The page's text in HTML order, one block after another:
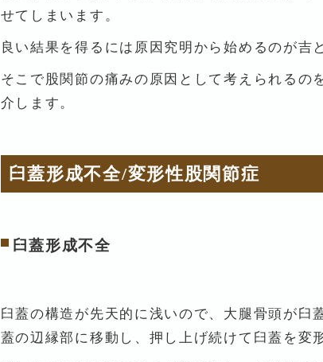
せてしまいます。
良い結果を得るには原因究明から始めるのが吉
そこで股関節の痛みの原因として考えられるの
介します。
臼蓋形成不全/変形性股関節症
臼蓋形成不全
臼蓋の構造が先天的に浅いので、大腿骨頭が臼
蓋の辺縁部に移動し、押し上げ続けて臼蓋を変